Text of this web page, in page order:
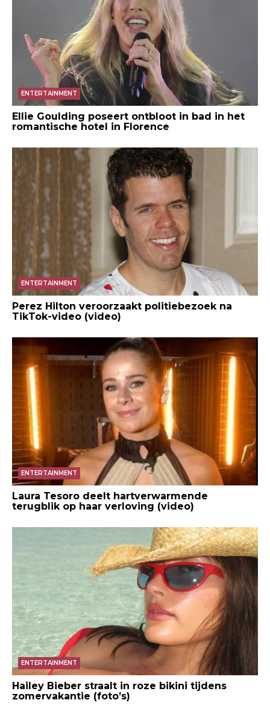
ENTERTAINMENT
Ellie Goulding poseert ontbloot in bad in het
romantische hotel in Florence
ENTERTAINMENT
Perez Hilton veroorzaakt politiebezoek na
TikTok-video (video)
ENTERTAINMENT
Laura Tesoro deelt hartverwarmende
terugblik op haar verloving (video)
ENTERTAINMENT
Hailey Bieber straalt in roze bikini tijdens
zomervakantie (foto’s)